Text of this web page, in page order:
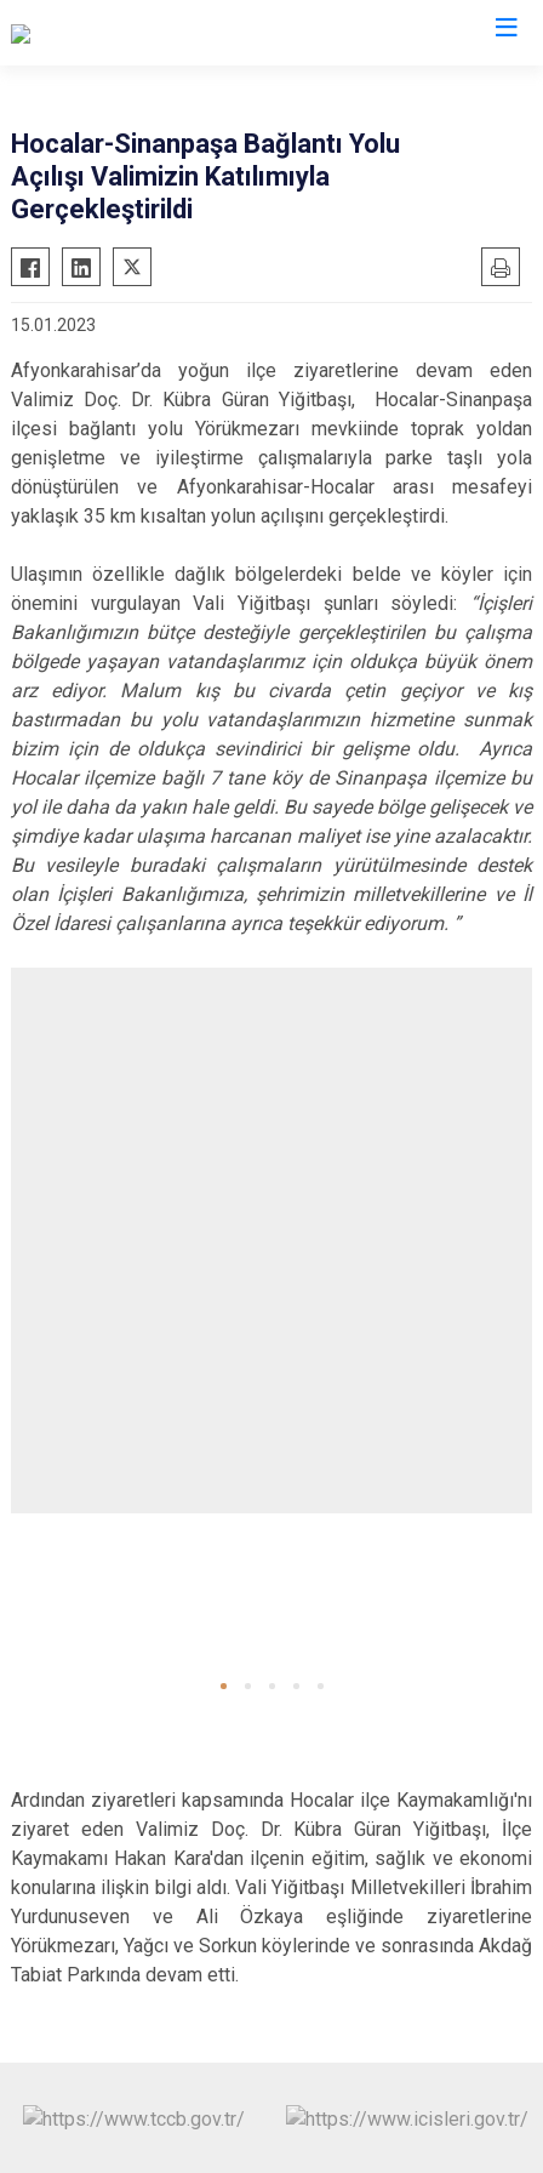
Başmakçı
Bolvadin
Dazkırı
Dinar
Emirdağ
Evciler
Hocalar
Şuhut
Sultandağı
Sinanpaşa
Hocalar-Sinanpaşa Bağlantı Yolu
Açılışı Valimizin Katılımıyla
Gerçekleştirildi
15.01.2023
Afyonkarahisar’da yoğun ilçe ziyaretlerine devam eden
Valimiz Doç. Dr. Kübra Güran Yiğitbaşı, Hocalar-Sinanpaşa
ilçesi bağlantı yolu Yörükmezarı mevkiinde toprak yoldan
genişletme ve iyileştirme çalışmalarıyla parke taşlı yola
dönüştürülen ve Afyonkarahisar-Hocalar arası mesafeyi
yaklaşık 35 km kısaltan yolun açılışını gerçekleştirdi.
Ulaşımın özellikle dağlık bölgelerdeki belde ve köyler için
önemini vurgulayan Vali Yiğitbaşı şunları söyledi:
“İçişleri
Bakanlığımızın bütçe desteğiyle gerçekleştirilen bu çalışma
bölgede yaşayan vatandaşlarımız için oldukça büyük önem
arz ediyor. Malum kış bu civarda çetin geçiyor ve kış
bastırmadan bu yolu vatandaşlarımızın hizmetine sunmak
bizim için de oldukça sevindirici bir gelişme oldu. Ayrıca
Hocalar ilçemize bağlı 7 tane köy de Sinanpaşa ilçemize bu
yol ile daha da yakın hale geldi. Bu sayede bölge gelişecek ve
şimdiye kadar ulaşıma harcanan maliyet ise yine azalacaktır.
Bu vesileyle buradaki çalışmaların yürütülmesinde destek
olan İçişleri Bakanlığımıza, şehrimizin milletvekillerine ve İl
Özel İdaresi çalışanlarına ayrıca teşekkür ediyorum. ”
Ardından ziyaretleri kapsamında Hocalar ilçe Kaymakamlığı'nı
ziyaret eden Valimiz Doç. Dr. Kübra Güran Yiğitbaşı, İlçe
Kaymakamı Hakan Kara'dan ilçenin eğitim, sağlık ve ekonomi
konularına ilişkin bilgi aldı. Vali Yiğitbaşı Milletvekilleri İbrahim
Yurdunuseven ve Ali Özkaya eşliğinde ziyaretlerine
Yörükmezarı, Yağcı ve Sorkun köylerinde ve sonrasında Akdağ
Tabiat Parkında devam etti.